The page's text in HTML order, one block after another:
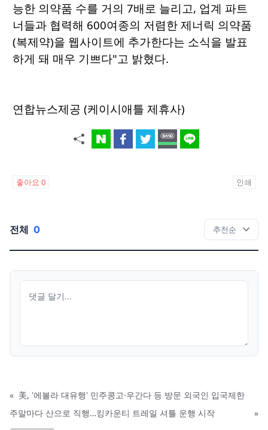
능한 의약품 수를 거의 7배로 늘리고, 업계 파트
너들과 협력해 600여종의 저렴한 제너릭 의약품
(복제약)을 웹사이트에 추가한다는 소식을 발표
하게 돼 매우 기쁘다"고 밝혔다.
연합뉴스제공 (케이시애틀 제휴사)
좋아요 0 인쇄
전체 0
« 美, '에볼라 대유행' 민주콩고·우간다 등 방문 외국인 입국제한
주말마다 산으로 직행…킹카운티 트레일 셔틀 운행 시작
»